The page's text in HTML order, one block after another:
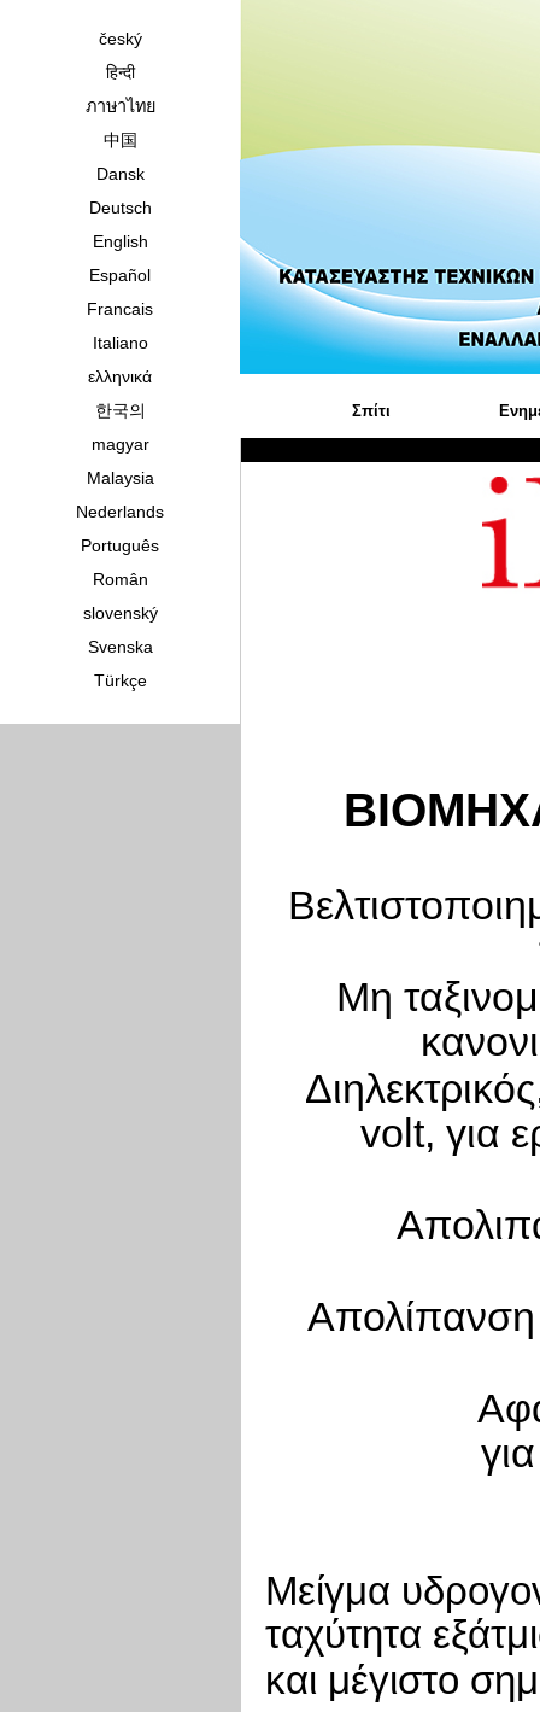
český
हिन्दी
ภาษาไทย
中国
Dansk
Deutsch
English
Español
Francais
Italiano
ελληνικά
한국의
magyar
Malaysia
Nederlands
Português
Român
slovenský
Svenska
Türkçe
Σπίτι
Μη
volt, για
Απολίπανση
Μείγμα
ταχύτητα
και μέγιστο